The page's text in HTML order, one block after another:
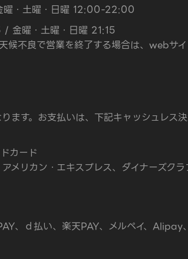
・土曜・日曜 12:00-22:00
金曜・土曜・日曜 21:15
不良で営業を終了する場合は、webサイ
ます。お支払いは、下記キャッシュレス決
カード
リカン・エキスプレス、ダイナーズクラ
、ｄ払い、楽天PAY、メルペイ、